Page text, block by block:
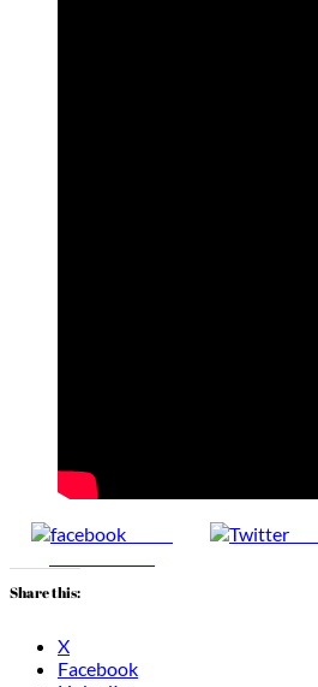
Share this:
X
Facebook